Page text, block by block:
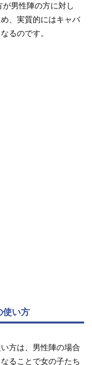
男性陣の方に対し
、実質的にはキャバ
るのです。
使い方
方は、男性陣の場合
ることで女の子たち